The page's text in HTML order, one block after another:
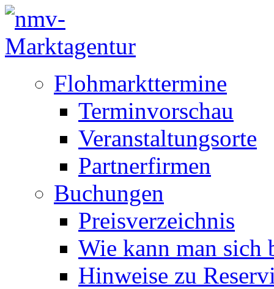
Flohmarkttermine
Terminvorschau
Veranstaltungsorte
Partnerfirmen
Buchungen
Preisverzeichnis
Wie kann man sich
Hinweise zu